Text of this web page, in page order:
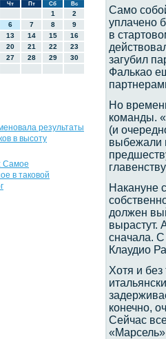
Чт Пт Сб Вс
1
2
6 7 8
9
13 14 15
16
20 21 22
23
27 28 29
30
результаты
в высоту
Самое
в таковой
Само
уплачено
в
загубил
Фалькао
Но
команды.
(и
выбежали
Накануне
должен
вырастут.
сначала.
Клаудио
Хотя и
конечно,
Сейчас